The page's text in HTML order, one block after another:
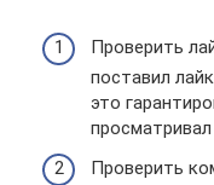
Проверить
поставил
это
Проверить